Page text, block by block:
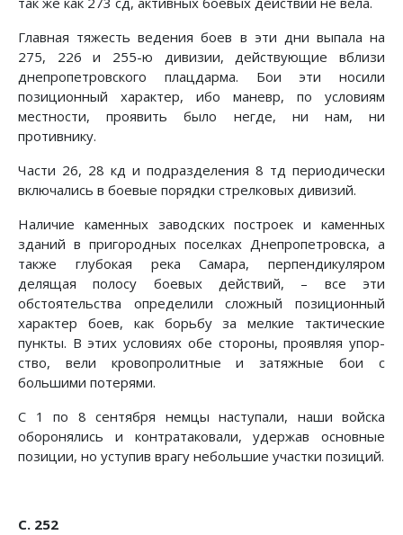
Главная тяжесть ведения боев в эти дни выпала на
275, 226 и 255-ю дивизии, действующие вблизи
днепропетровско­го плацдарма. Бои эти носили
позиционный характер, ибо ма­невр, по условиям
местности, проявить было негде, ни нам, ни
противнику.
Части 26, 28 кд и подразделения 8 тд периодически
вклю­чались в боевые порядки стрелковых дивизий.
Наличие каменных заводских построек и каменных
зда­ний в пригородных поселках Днепропетровска, а
также глу­бокая река Самара, перпендикуляром
делящая полосу бое­вых действий, – все эти
обстоятельства определили сложный позиционный
характер боев, как борьбу за мелкие тактиче­ские
пункты. В этих условиях обе стороны, проявляя упор­
ство, вели кровопролитные и затяжные бои с
большими по­терями.
С 1 по 8 сентября немцы наступали, наши войска
оборо­нялись и контратаковали, удержав основные
позиции, но уступив врагу небольшие участки позиций.
С. 252